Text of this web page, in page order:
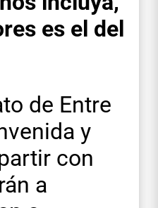
es el del
de Entre
y
con
a